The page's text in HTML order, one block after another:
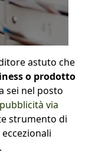
astuto che
o prodotto
sei nel posto
via
strumento di